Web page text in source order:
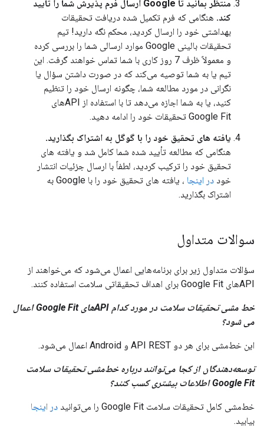
منتظر بمانید تا Google ارسال فرم پذیرش شما را تأیید
کند. هنگامی که فرم تکمیل شده دریافت تحقیقات
بهداشتی خود را ارسال کردید، محکم نگه دارید! تیم
تحقیقات بالینی Google موارد ارسالی شما را بررسی کرده
و معمولاً ظرف 7 روز کاری با شما تماس خواهند گرفت. این
تیم یا به شما توصیه می‌کند که در صورت داشتن سؤال یا
نگرانی در مورد مطالعه شما، چگونه ارسال خود را تنظیم
کنید، یا به شما اجازه می‌دهد تا با استفاده از APIهای
Google Fit تحقیقات خود را ادامه دهید.
یافته های تحقیق خود را با گوگل به اشتراک بگذارید.
هنگامی که مطالعه تأیید شده شما کامل شد و یافته های
تحقیق خود را ترکیب کردید، لطفاً با ارسال جزئیات انتشار
خود در اینجا
، یافته های تحقیق خود را با Google به
اشتراک بگذارید.
سوالات متداول
سؤالات متداول زیر برای برنامه‌هایی اعمال می‌شود که می‌خواهند از
APIهای Google Fit برای اهداف تحقیقاتی سلامت استفاده کنند.
خط مشی تحقیقات سلامت در مورد کدام APIهای Google Fit اعمال
می شود؟
این خط‌مشی برای هر دو API REST و Android اعمال می‌شود.
توسعه‌دهندگان از کجا می‌توانند درباره خط‌مشی تحقیقات سلامت
Google Fit اطلاعات بیشتری کسب کنند؟
خط‌مشی کامل تحقیقات سلامت Google Fit را می‌توانید
در اینجا
بیابید.